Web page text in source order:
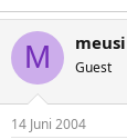
M meusi
Guest
14 Juni 2004